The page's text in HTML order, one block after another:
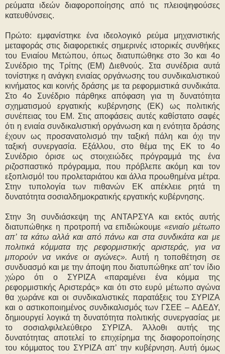
ρεύματα ιδεών διαφοροποίησης από τις πλειοψηφούσες
κατευθύνσεις.
Πρώτο: εμφανίστηκε ένα ιδεολογικό ρεύμα μηχανιστικής
μεταφοράς στις διαφορετικές σημερινές ιστορικές συνθήκες
του Ενιαίου Μετώπου, όπως διατυπώθηκε στο 3ο και 4ο
Συνέδριο της Τρίτης (ΕΜ) Διεθνούς. Στα συνέδρια αυτά
τονίστηκε η ανάγκη ενιαίας οργάνωσης του συνδικαλιστικού
κινήματος και κοινής δράσης με τα ρεφορμιστικά συνδικάτα.
Στο 4ο Συνέδριο πάρθηκε απόφαση για τη δυνατότητα
σχηματισμού εργατικής κυβέρνησης (ΕΚ) ως πολιτικής
συνέπειας του ΕΜ. Στις αποφάσεις αυτές καθίστατο σαφές
ότι η ενιαία συνδικαλιστική οργάνωση και η ενότητα δράσης
έχουν ως προσανατολισμό την ταξική πάλη και όχι την
ταξική συνεργασία. Εξάλλου, στο θέμα της ΕΚ το 4ο
Συνέδριο όρισε ως στοιχειώδες πρόγραμμά της ένα
ριζοσπαστικό πρόγραμμα, που πρόβλεπε ακόμη και τον
εξοπλισμό! του προλεταριάτου και άλλα προωθημένα μέτρα.
Στην τυπολογία των πιθανών ΕΚ απέκλειε ρητά τη
δυνατότητα σοσιαλδημοκρατικής εργατικής κυβέρνησης.
Στην 3η συνδιάσκεψη της ΑΝΤΑΡΣΥΑ και εκτός αυτής
διατυπώθηκε η προτροπή να επιδιώκουμε«ενιαίο μέτωπο
απ’ τα κάτω αλλά και από πάνω και στα συνδικάτα και με
πολιτικά κόμματα της ρεφορμιστικής αριστεράς, για να
μπορούν να νικάνε οι αγώνες».Αυτή η τοποθέτηση σε
συνδυασμό και με την άποψη που διατυπώθηκε απ’ τον ίδιο
χώρο ότι ο ΣΥΡΙΖΑ «παραμένει ένα κόμμα της
ρεφορμιστικής Αριστεράς» και ότι στο ευρύ μέτωπο αγώνα
θα χωράνε και οι συνδικαλιστικές παρατάξεις του ΣΥΡΙΖΑ
και ο αστικοποιημένος συνδικαλισμός των ΓΣΕΕ – ΑΔΕΔΥ,
δημιουργεί λογικά τη δυνατότητα πολιτικής συνεργασίας με
το σοσιαλφιλελεύθερο ΣΥΡΙΖΑ. Άλλοθι αυτής της
δυνατότητας αποτελεί το επιχείρημα της διαφοροποίησης
του κόμματος του ΣΥΡΙΖΑ απ’ την κυβέρνηση. Αυτή όμως